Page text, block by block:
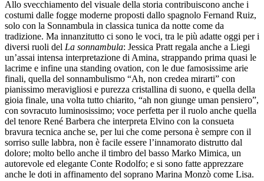
Allo svecchiamento del visuale della storia contribuiscono anche i
costumi dalle fogge moderne proposti dallo spagnolo Fernand Ruiz,
solo con la Sonnambula in classica tunica da notte come da
tradizione. Ma innanzitutto ci sono le voci, tra le più adatte oggi per i
diversi ruoli del La sonnambula: Jessica Pratt regala anche a Liegi
un’assai intensa interpretazione di Amina, strappando prima quasi le
lacrime e infine una standing ovation, con le due famosissime arie
finali, quella del sonnambulismo “Ah, non credea mirarti” con
pianissimo meravigliosi e purezza cristallina di suono, e quella della
gioia finale, una volta tutto chiarito, “ah non giunge uman pensiero”,
con sovracuto luminosissimo; voce perfetta per il ruolo anche quella
del tenore René Barbera che interpreta Elvino con la consueta
bravura tecnica anche se, per lui che come persona è sempre con il
sorriso sulle labbra, non è facile essere l’innamorato distrutto dal
dolore; molto bello anche il timbro del basso Marko Mimica, un
autorevole ed elegante Conte Rodolfo; e si sono fatte apprezzare
anche le doti in affinamento del soprano Marina Monzò come Lisa.